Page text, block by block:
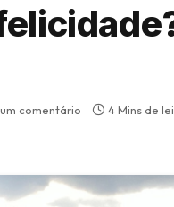
comentário 4 Mins de